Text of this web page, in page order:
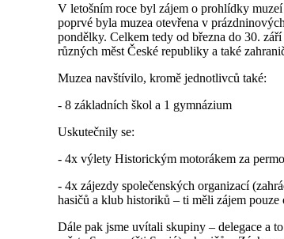
V letošním roce byl zájem o prohlídky
poprvé byla muzea otevřena v
pondělky. Celkem tedy od března do 30.
různých měst České republiky a také
Muzea navštívilo, kromě jednotlivců také:
- 8 základních škol a 1 gymnázium
Uskutečnily se:
- 4x výlety Historickým motorákem za
- 4x zájezdy společenských organizací
hasičů a klub historiků – ti měli zájem pouze
Dále pak jsme uvítali skupiny – delegace a